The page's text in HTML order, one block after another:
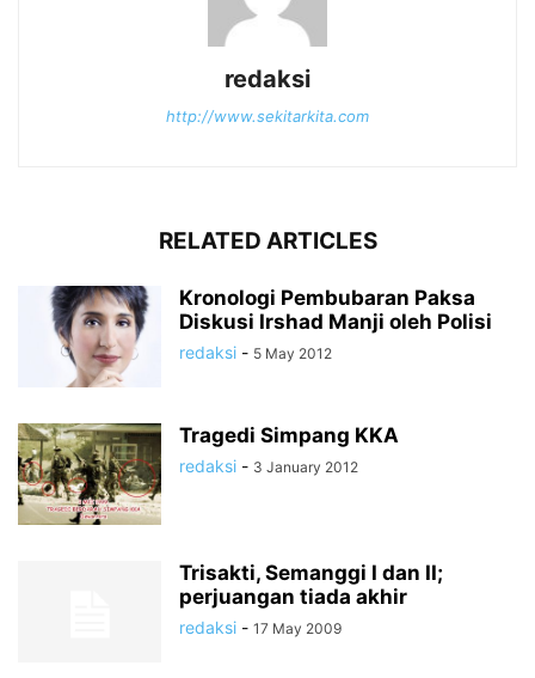
redaksi
http://www.sekitarkita.com
RELATED ARTICLES
Kronologi Pembubaran Paksa
Diskusi Irshad Manji oleh Polisi
redaksi - 5 May 2012
Tragedi Simpang KKA
redaksi - 3 January 2012
Trisakti, Semanggi I dan II;
perjuangan tiada akhir
redaksi - 17 May 2009